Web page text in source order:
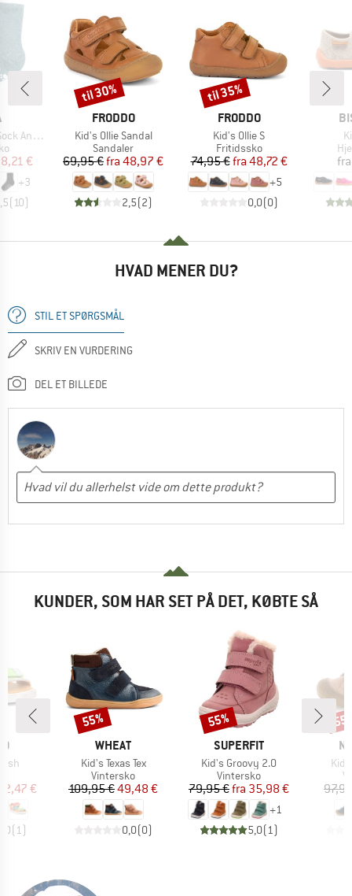
Slip
pris
8,21 €
+3
(10)
MÆRKE
FRODDO
Artikel
Kid's Ollie Sandal
Produktgruppe
Sandaler
Pris
69,95 € Nedsat pris
fra 48,97 €
2,5(2)
Rabat
til 30%
MÆRKE
FRODDO
Artikel
Kid's Ollie S
Produktgruppe
Fritidssko
Pris
74,95 € Nedsat pris
fra 48,72 €
+5
0,0(0)
Rabat
til 35%
fra
HVAD MENER DU?
STIL ET SPØRGSMÅL
SKRIV EN VURDERING
DEL ET BILLEDE
KUNDER, SOM HAR SET PÅ DET, KØBTE SÅ
pris
€
(1)
MÆRKE
WHEAT
Artikel
Kid's Texas Tex
Produktgruppe
Vintersko
Pris
109,95 €Nedsat pris
49,48 €
0,0(0)
Rabat
55%
MÆRKE
SUPERFIT
Artikel
Kid's Groovy 2.0
Produktgruppe
Vintersko
Pris
79,95 € Nedsat pris
fra 35,98 €
+1
5,0(1)
Rabat
55%